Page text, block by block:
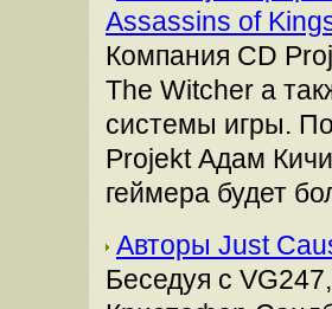
Assassins of
Компания CD
The Witcher а
системы игры.
Projekt Адам
геймера будет
Авторы Just
Беседуя с